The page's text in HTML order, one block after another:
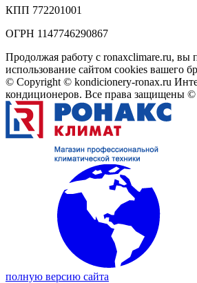
КПП 772201001
ОГРН 1147746290867
Продолжая работу с ronaxclimare.ru, вы
использование сайтом cookies вашего
© Copyright © kondicionery-ronax.ru
кондиционеров. Все права защищены ©
полную версию сайта